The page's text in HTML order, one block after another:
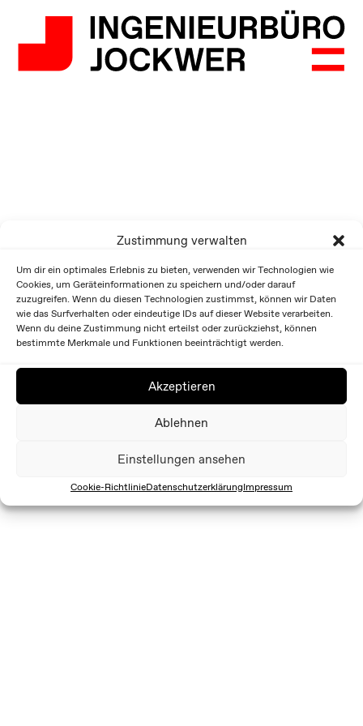
Zustimmung verwalten
Um dir ein optimales Erlebnis zu bieten, verwenden wir Technologien wie
Cookies, um Geräteinformationen zu speichern und/oder darauf
zuzugreifen. Wenn du diesen Technologien zustimmst, können wir Daten
wie das Surfverhalten oder eindeutige IDs auf dieser Website verarbeiten.
Wenn du deine Zustimmung nicht erteilst oder zurückziehst, können
bestimmte Merkmale und Funktionen beeinträchtigt werden.
Akzeptieren
Ablehnen
Einstellungen ansehen
Cookie-RichtlinieDatenschutzerklärungImpressum